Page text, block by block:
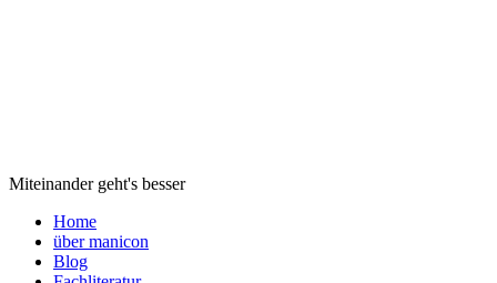
Miteinander geht's besser
Home
über manicon
Blog